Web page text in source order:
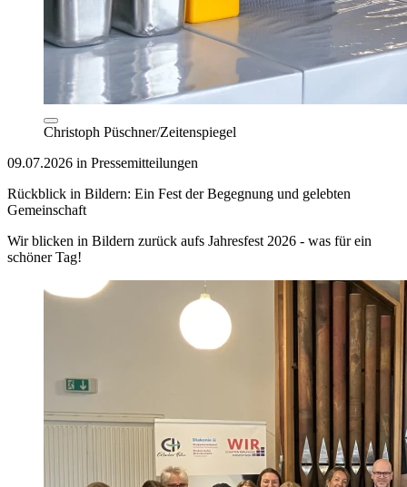
Christoph Püschner/Zeitenspiegel
09.07.2026 in Pressemitteilungen
Rückblick in Bildern: Ein Fest der Begegnung und gelebten
Gemeinschaft
Wir blicken in Bildern zurück aufs Jahresfest 2026 - was für ein
schöner Tag!